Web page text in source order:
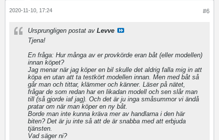
#6
2020-11-10, 17:24
Ursprungligen postat av Levve
Tjena!
En fråga: Hur många av er provkörde eran båt (eller modellen)
innan köpet?
Jag menar när jag köper en bil skulle det aldrig falla mig in att
köpa en utan att ta testkört modellen innan. Men med båt så
går man och tittar, klämmer och känner. Läser på nätet,
frågar de som redan har en likadan modell och sen slår man
till (så gjorde iaf jag). Och det är ju inga småsummor vi ändå
pratar om när man köper en ny båt.
Borde man inte kunna kräva mer av handlarna i den här
biten? Det är ju inte så att de är snabba med att erbjuda
tjänsten.
Vad säger ni?